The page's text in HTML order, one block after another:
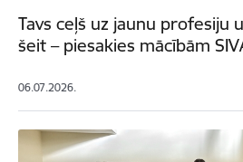
Tavs ceļš uz jaunu profesiju
šeit – piesakies mācībām
06.07.2026.